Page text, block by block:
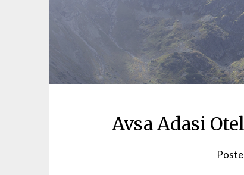
Avsa Adasi